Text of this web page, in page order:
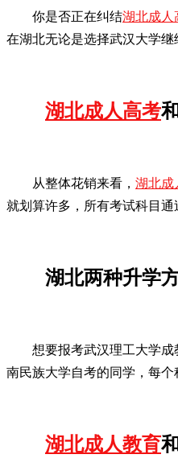
你是否正在纠结湖北成人
在湖北无论是选择武汉大学
湖北成人高考
从整体花销来看， 湖北成
就划算许多，所有考试科目
湖北两种升学
想要报考武汉理工大学
南民族大学自考的同学，每个
湖北成人教育